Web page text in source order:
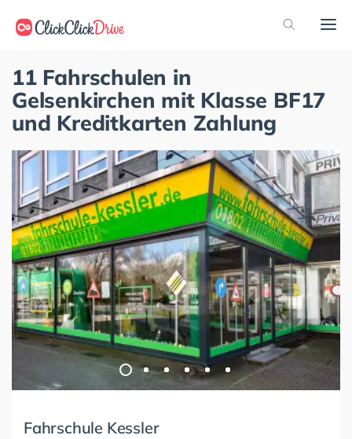
11 Fahrschulen in
Gelsenkirchen mit Klasse BF17
und Kreditkarten Zahlung
Fahrschule Kessler